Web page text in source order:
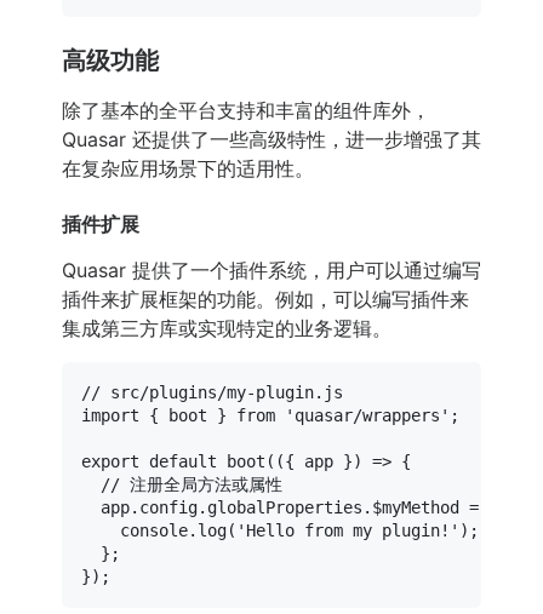
高级功能
除了基本的全平台支持和丰富的组件库外，
Quasar 还提供了一些高级特性，进一步增强了其
在复杂应用场景下的适用性。
插件扩展
Quasar 提供了一个插件系统，用户可以通过编写
插件来扩展框架的功能。例如，可以编写插件来
集成第三方库或实现特定的业务逻辑。
// src/plugins/my-plugin.js
import { boot } from 'quasar/wrappers' ;
export default boot ( ({ app }) => {
// 注册全局方法或属性
  app.
config. globalProperties . $myMethod =
console. log( 'Hello from my plugin!' );
  };